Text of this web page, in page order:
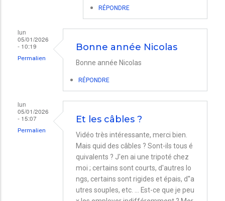
RÉPONDRE
lun
05/01/2026
- 10:19
Permalien
Bonne année Nicolas
Bonne année Nicolas
RÉPONDRE
lun
05/01/2026
- 15:07
Permalien
Et les câbles ?
Vidéo très intéressante, merci bien.
Mais quid des câbles ? Sont-ils tous é
quivalents ? J'en ai une tripoté chez
moi ; certains sont courts, d'autres lo
ngs, certains sont rigides et épais, d''a
utres souples, etc. ... Est-ce que je peu